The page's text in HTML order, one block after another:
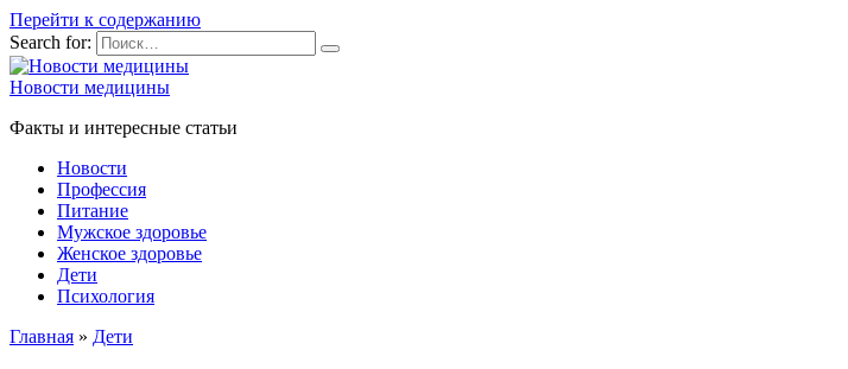
Перейти к содержанию
Search for:
Новости медицины
Факты и интересные статьи
Новости
Профессия
Питание
Мужское здоровье
Женское здоровье
Дети
Психология
Главная » Дети